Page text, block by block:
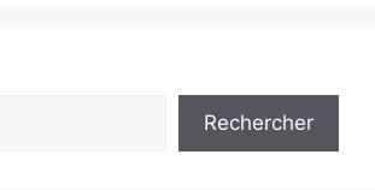
Rechercher